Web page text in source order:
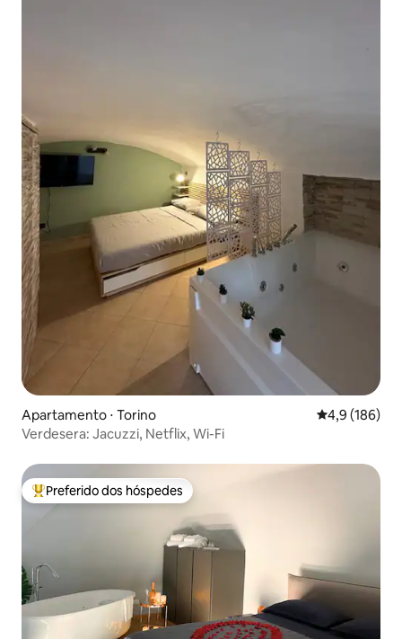
Apartamento ⋅ Torino 4,9 de uma
4,9 (186)
Verdesera: Jacuzzi, Netflix, Wi-Fi
Entre os melhores preferidos dos hóspedes
Preferido dos hóspedes